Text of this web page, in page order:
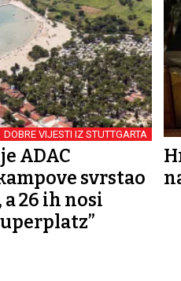
DOBRE VIJESTI IZ STUTTGARTA
ADAC
svrstao
26 ih nosi